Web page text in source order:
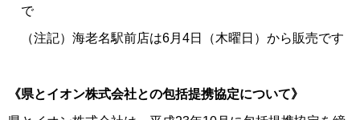
で
（注記）海老名駅前店は6月4日（木曜日）から販売です
《県とイオン株式会社との包括提携協定について》